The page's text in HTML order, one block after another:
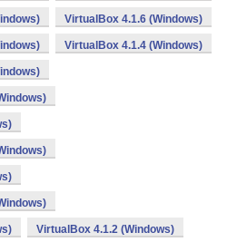
VirtualBox 4.1.6 (Windows)
VirtualBox 4.1.4 (Windows)
VirtualBox 4.1.2 (Windows)